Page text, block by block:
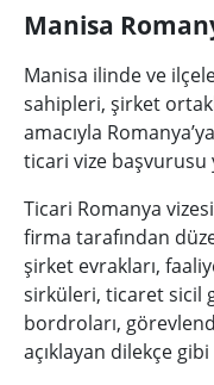
Manisa
Manisa ilinde ve
sahipleri, şirket
amacıyla
ticari vize başvurusu
Ticari Romanya
firma tarafından
şirket evrakları,
sirküleri, ticaret sicil
bordroları,
açıklayan dilekçe